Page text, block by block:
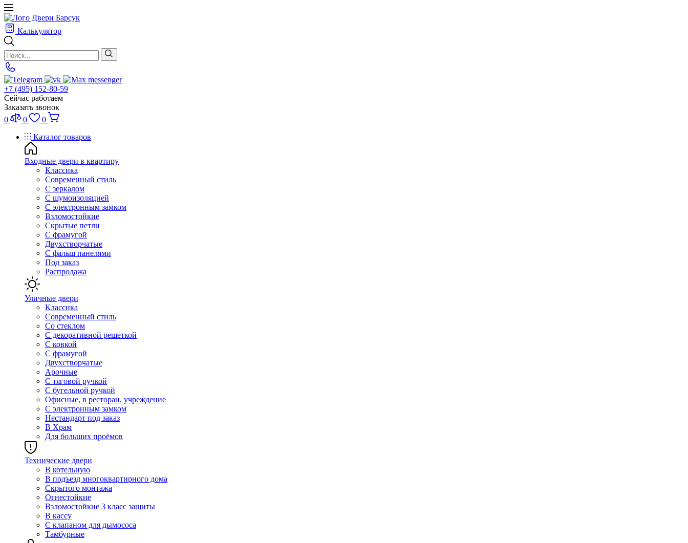
Калькулятор
+7 (495) 152-80-59
Сейчас работаем
Заказать звонок
0
0
0
Каталог товаров
Входные двери в квартиру
Классика
Современный стиль
С зеркалом
С шумоизоляцией
С электронным замком
Взломостойкие
Скрытые петли
С фрамугой
Двухстворчатые
С фальш панелями
Под заказ
Распродажа
Уличные двери
Классика
Современный стиль
Со стеклом
С декоративной решеткой
С ковкой
С фрамугой
Двухстворчатые
Арочные
С тяговой ручкой
С бугельной ручкой
Офисные, в ресторан, учреждение
С электронным замком
Нестандарт под заказ
В Храм
Для больших проёмов
Технические двери
В котельную
В подъезд многоквартирного дома
Скрытого монтажа
Огнестойкие
Взломостойкие 3 класс защиты
В кассу
С клапаном для дымососа
Тамбурные